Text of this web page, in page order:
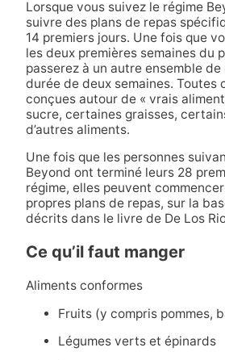
Lorsque vous suivez le régime
suivre des plans de repas
14 premiers jours. Une fois que
les deux premières semaines du
passerez à un autre ensemble de
durée de deux semaines. Toutes
conçues autour de « vrais
sucre, certaines graisses,
d’autres aliments.
Une fois que les personnes
Beyond ont terminé leurs 28
régime, elles peuvent
propres plans de repas, sur la
décrits dans le livre de De Los
Ce qu’il faut manger
Aliments conformes
Fruits (y compris pommes,
Légumes verts et épinards